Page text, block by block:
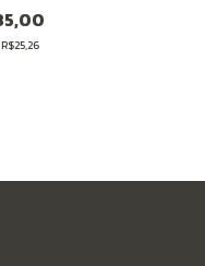
R$25,26